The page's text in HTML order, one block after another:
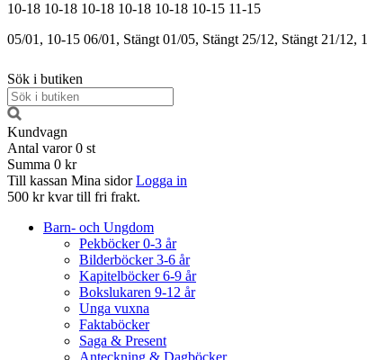
10-18 10-18 10-18 10-18 10-18 10-15 11-15
05/01, 10-15 06/01, Stängt 01/05, Stängt 25/12, Stängt 21/12,
Sök i butiken
Kundvagn
Antal varor 0 st
Summa 0 kr
Till kassan Mina sidor Logga in
500 kr kvar till fri frakt.
Barn- och Ungdom
Pekböcker 0-3 år
Bilderböcker 3-6 år
Kapitelböcker 6-9 år
Bokslukaren 9-12 år
Unga vuxna
Faktaböcker
Saga & Present
Anteckning & Dagböcker